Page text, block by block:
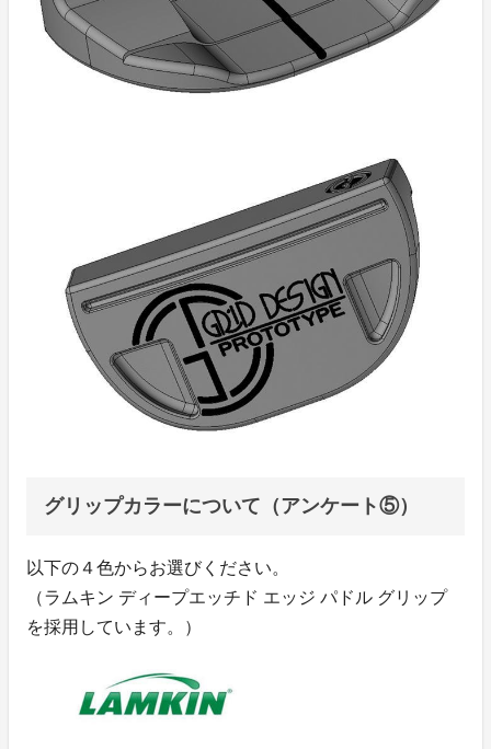
グリップカラーについて（アンケート⑤）
以下の４色からお選びください。
（ラムキン ディープエッチド エッジ パドル グリップ
を採用しています。）